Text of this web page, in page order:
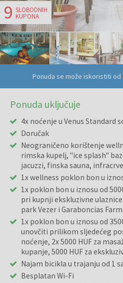
9 SLOBODNIH
KUPONA
Ponuda se može iskoristiti od
Ponuda uključuje
4x noćenje u Venus Standard
Doručak
Neograničeno korištenje
rimska kupelj, "ice splash"
jacuzzi, finska sauna,
1x wellness poklon bon u
1x poklon bon u iznosu od
pri kupnji ekskluzivne
park Vezer i Garaboncias
1x poklon bon u iznosu od
unovčiti prilikom sljedećeg
noćenje, 2x 5000 HUF za
kupanje, 5000 HUF za
Najam bicikla u trajanju od 1
Besplatan Wi-Fi